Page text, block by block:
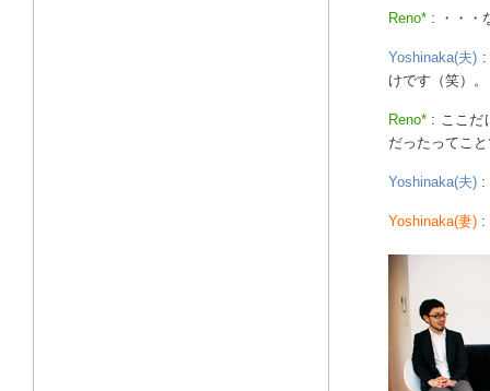
Reno* : ・・・
Yoshinaka(夫) :
けです（笑）。
Reno* : ここだ
だったってこ
Yoshinaka(夫) :
Yoshinaka(妻) :